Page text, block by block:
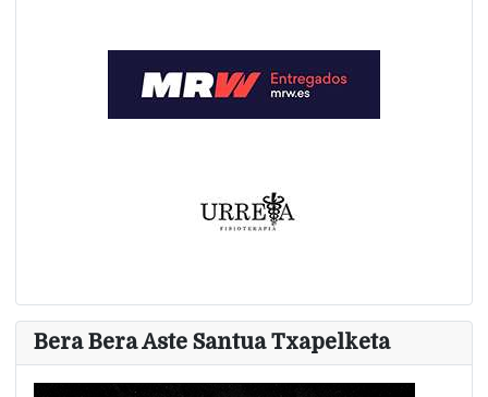
Bera Bera Aste Santua Txapelketa